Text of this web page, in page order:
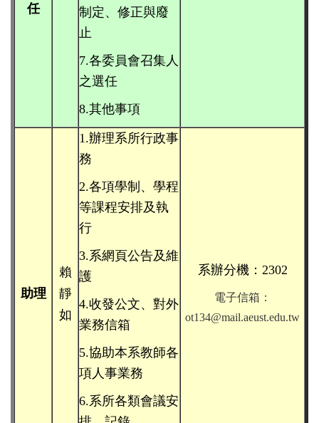
任
制定、修正與廢
止
7.各委員會召集人
之選任
8.其他事項
助理
賴
靜
如
1.辦理系所行政事
務
2.各項學制、學程
等課程安排及執
行
3.系網頁公告及維
護
4.收發公文、對外
業務信箱
5.協助本系教師各
項人事業務
6.系所各類會議安
系辦分機：2302
電子信箱：
ot134@mail.aeust.edu.tw